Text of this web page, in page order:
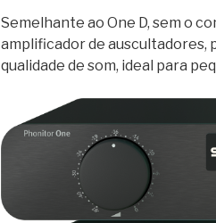
Semelhante ao One D, sem o
amplificador de
qualidade de som, ideal para